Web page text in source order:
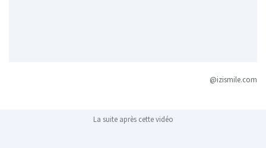
@izismile.com
La suite après cette vidéo